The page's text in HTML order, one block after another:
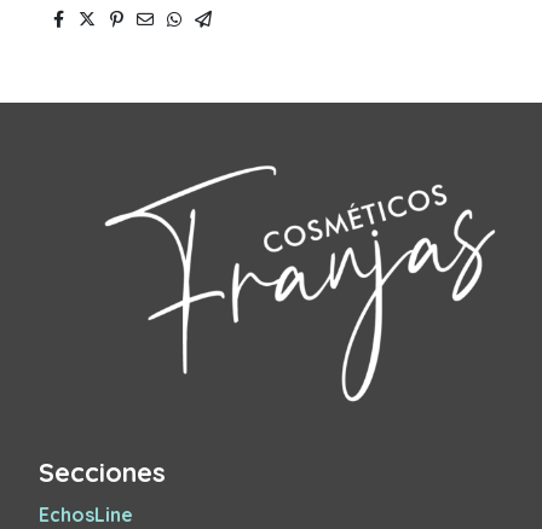
Secciones
EchosLine